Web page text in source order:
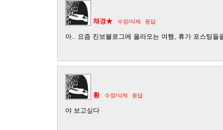
채경★ 수정/삭제 응답
아.. 요즘 진보블로그에 올라오는 여행, 휴가 포스팅들
황 수정/삭제 응답
야 보고싶다